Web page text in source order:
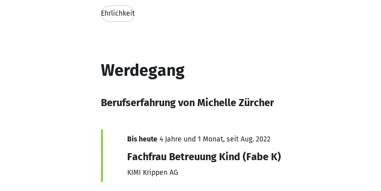
Ehrlichkeit
Werdegang
Berufserfahrung von Michelle Zürcher
Bis heute 4 Jahre und 1 Monat, seit Aug. 2022
Fachfrau Betreuung Kind (Fabe K)
KIMI Krippen AG